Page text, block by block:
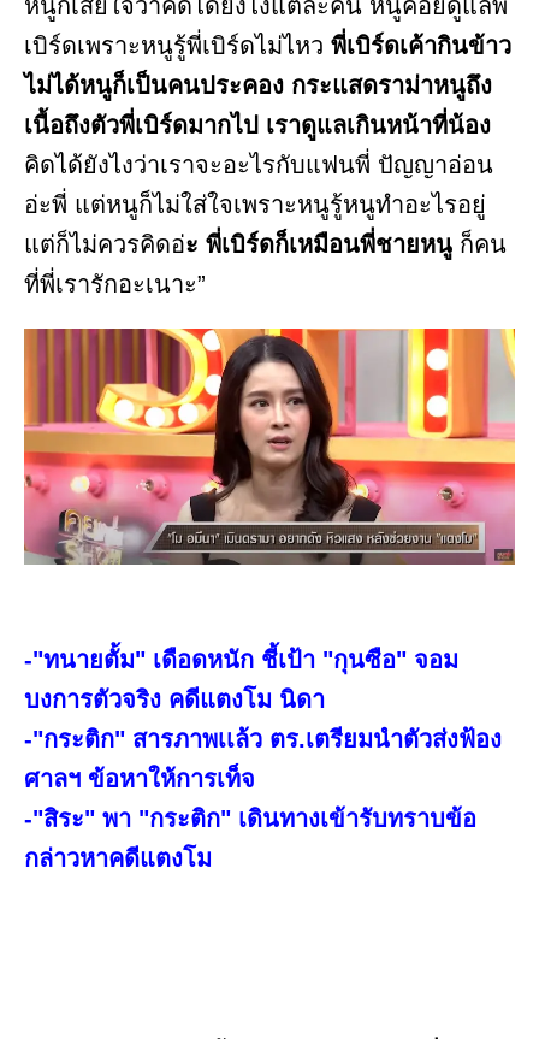
หนูก็เสียใจว่าคิดได้ยังไงแต่ละคน หนูคอยดูแลพี่
เบิร์ดเพราะหนูรู้พี่เบิร์ดไม่ไหว พี่เบิร์ดเค้ากินข้าว
ไม่ได้หนูก็เป็นคนประคอง กระแสดราม่าหนูถึง
เนื้อถึงตัวพี่เบิร์ดมากไป เราดูแลเกินหน้าที่น้อง
คิดได้ยังไงว่าเราจะอะไรกับแฟนพี่ ปัญญาอ่อน
อ่ะพี่ แต่หนูก็ไม่ใส่ใจเพราะหนูรู้หนูทำอะไรอยู่
แต่ก็ไม่ควรคิดอ่ะ พี่เบิร์ดก็เหมือนพี่ชายหนู ก็คน
ที่พี่เรารักอะเนาะ”
-"ทนายตั้ม" เดือดหนัก ชี้เป้า "กุนซือ" จอม
บงการตัวจริง คดีแตงโม นิดา
-"กระติก" สารภาพเเล้ว ตร.เตรียมนำตัวส่งฟ้อง
ศาลฯ ข้อหาให้การเท็จ
-"สิระ" พา "กระติก" เดินทางเข้ารับทราบข้อ
กล่าวหาคดีแตงโม